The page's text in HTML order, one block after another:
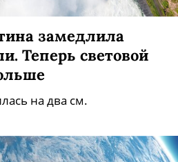
замедлила
Теперь световой
на два см.